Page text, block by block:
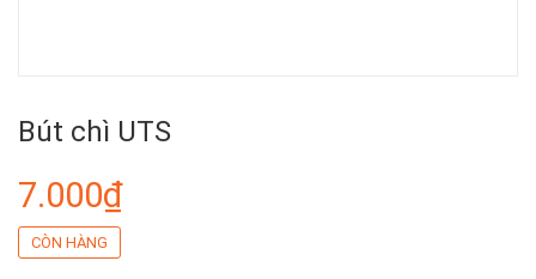
Bút chì UTS
7.000₫
CÒN HÀNG